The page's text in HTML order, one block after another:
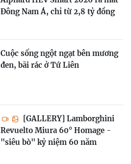
Đông Nam Á, chỉ từ 2,8 tỷ đồng
Cuộc sống ngột ngạt bên mương
đen, bãi rác ở Tứ Liên
[GALLERY] Lamborghini
Revuelto Miura 60° Homage -
"siêu bò" kỷ niệm 60 năm